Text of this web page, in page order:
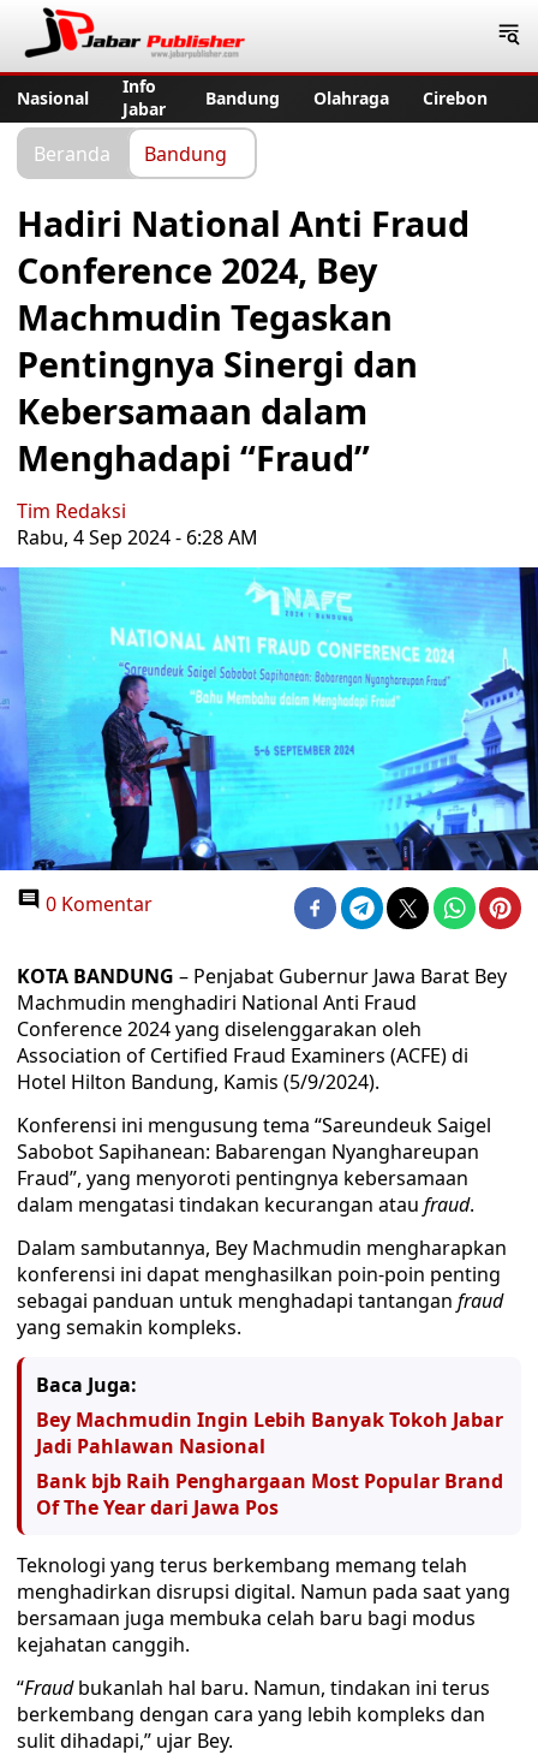
Nasional
Info
Jabar
Bandung Olahraga Cirebon
Beranda Bandung
Hadiri National Anti Fraud
Conference 2024, Bey
Machmudin Tegaskan
Pentingnya Sinergi dan
Kebersamaan dalam
Menghadapi “Fraud”
Tim Redaksi
Rabu, 4 Sep 2024 - 6:28 AM
0 Komentar
KOTA BANDUNG – Penjabat Gubernur Jawa Barat Bey
Machmudin menghadiri National Anti Fraud
Conference 2024 yang diselenggarakan oleh
Association of Certified Fraud Examiners (ACFE) di
Hotel Hilton Bandung, Kamis (5/9/2024).
Konferensi ini mengusung tema “Sareundeuk Saigel
Sabobot Sapihanean: Babarengan Nyanghareupan
Fraud”, yang menyoroti pentingnya kebersamaan
dalam mengatasi tindakan kecurangan atau fraud.
Dalam sambutannya, Bey Machmudin mengharapkan
konferensi ini dapat menghasilkan poin-poin penting
sebagai panduan untuk menghadapi tantangan fraud
yang semakin kompleks.
Baca Juga:
Bey Machmudin Ingin Lebih Banyak Tokoh Jabar
Jadi Pahlawan Nasional
Bank bjb Raih Penghargaan Most Popular Brand
Of The Year dari Jawa Pos
Teknologi yang terus berkembang memang telah
menghadirkan disrupsi digital. Namun pada saat yang
bersamaan juga membuka celah baru bagi modus
kejahatan canggih.
“Fraudbukanlah hal baru. Namun, tindakan ini terus
berkembang dengan cara yang lebih kompleks dan
sulit dihadapi,” ujar Bey.